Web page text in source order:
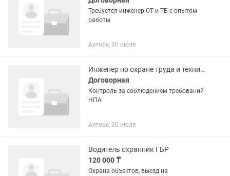
Требуется инженер ОТ и ТБ с опытом
работы
Актобе, 30 июля
Инженер по охране труда и технике безопасности
Договорная
Контроль за соблюдением требований
НПА
Актобе, 30 июля
Водитель охранник ГБР
120 000 ₸
Охрана объектов, выезд на